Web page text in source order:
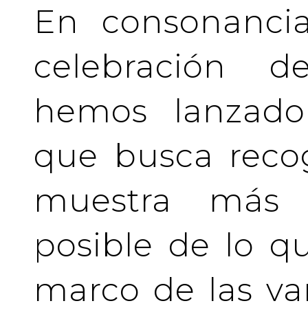
En
celebración
hemos
que busca
muestra
posible de lo
marco de las